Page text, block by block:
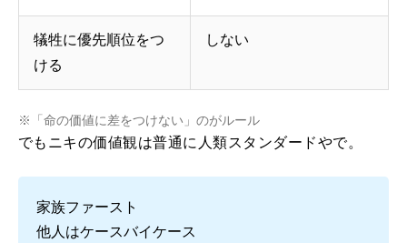
犠牲に優先順位をつ
ける
しない
※「命の価値に差をつけない」のがルール
でもニキの価値観は普通に人類スタンダードやで。
家族ファースト
他人はケースバイケース